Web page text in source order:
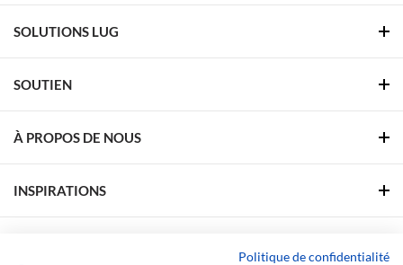
SOLUTIONS LUG
SOUTIEN
À PROPOS DE NOUS
INSPIRATIONS
Politique de confidentialité